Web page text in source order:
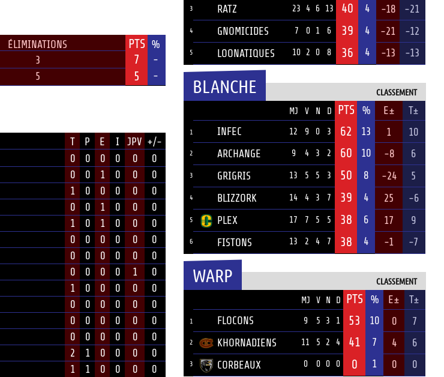
ÉLIMINATIONS PTS %
3 7
-
5 5 -
T P E I JPV +/-
0 0 0 0 0 0
0 0 1 0 0 0
1 0 0 0 0 0
0 0 1 0 0 0
1 0 1 0 0 0
0 0 0 0 0 0
0 0 0 0 0 0
0 0 0 0 1 0
1 0 0 0 0 0
0 0 0 0 0 0
0 0 0 0 0 0
0 0 0 0 0 0
2 1 0 0 0 0
1 1 0 0 0
0
3 RATZ 23 4 6 13 40 4 -18 -21
4 GNOMICIDES 7 0 1 6 39 4 -21 -12
5 LOONATIQUES 10 2 0 8 36 4 -13 -13
CLASSEMENT
BLANCHE
MJ V N D PTS % E± T±
1 INFEC 12 9 0 3 62 13 1 10
2 ARCHANGE 9 4 3 2 60 10 -8 6
3 GRIGRIS 13 5 5 3 50 8 -24 5
4 BLIZZORK 14 4 3 7 39 4 25 -6
5 PLEX 17 7 5 5 38 6 17 9
6 FISTONS 13 2 4 7 38 4 -1 -7
CLASSEMENT
WARP
MJ V N D PTS % E± T±
1 FLOCONS 9 5 3 1 53 10 0 7
2 KHORNADIENS 11 5 2 4 41 7 4 6
3 CORBEAUX 0 0 0 0 0 1 0 0